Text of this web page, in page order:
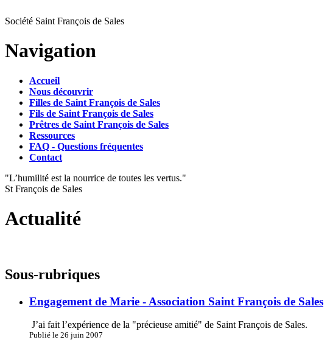
Société Saint François de Sales
Navigation
Accueil
Nous découvrir
Filles de Saint François de Sales
Fils de Saint François de Sales
Prêtres de Saint François de Sales
Ressources
FAQ - Questions fréquentes
Contact
"L’humilité est la nourrice de toutes les vertus."
St François de Sales
Actualité
Sous-rubriques
Engagement de Marie - Association Saint François de Sales
J’ai fait l’expérience de la "précieuse amitié" de Saint François de Sales.
Publié le 26 juin 2007